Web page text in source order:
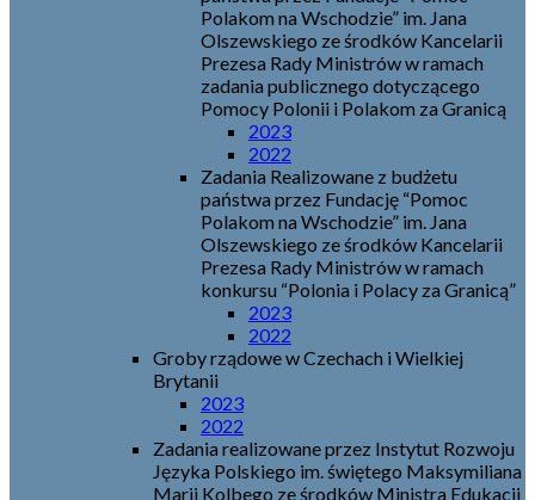
Polakom na Wschodzie” im. Jana
Olszewskiego ze środków Kancelarii
Prezesa Rady Ministrów w ramach
zadania publicznego dotyczącego
Pomocy Polonii i Polakom za Granicą
2023
2022
Zadania Realizowane z budżetu
państwa przez Fundację “Pomoc
Polakom na Wschodzie” im. Jana
Olszewskiego ze środków Kancelarii
Prezesa Rady Ministrów w ramach
konkursu “Polonia i Polacy za Granicą”
2023
2022
Groby rządowe w Czechach i Wielkiej
Brytanii
2023
2022
Zadania realizowane przez Instytut Rozwoju
Języka Polskiego im. świętego Maksymiliana
Marii Kolbego ze środków Ministra Edukacji